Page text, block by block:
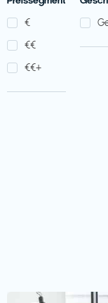
€‎
€‎€‎
€‎€‎+